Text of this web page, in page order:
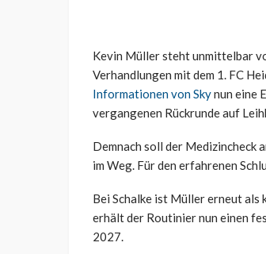
Kevin Müller steht unmittelbar
Verhandlungen mit dem 1. FC
Informationen von Skynun eine
vergangenen Rückrunde auf
Demnach soll der Medizincheck
im Weg. Für den erfahrenen
Bei Schalke ist Müller erneut als
erhält der Routinier nun einen
2027.